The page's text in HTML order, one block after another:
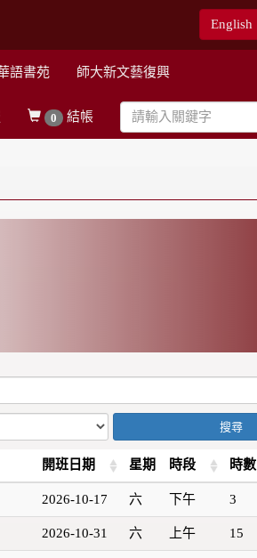
English
語書苑 師大新文藝復興
0 結帳
搜尋
開班日期 星期 時段 時數
2026-10-17 六 下午 3
2026-10-31 六 上午 15